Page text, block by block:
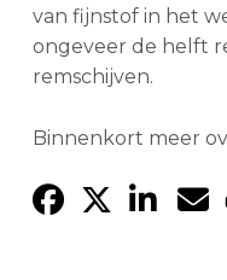
van fijnstof in het
ongeveer de helft
remschijven.
Binnenkort meer